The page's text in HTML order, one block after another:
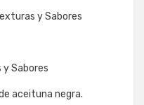
y Sabores
y Sabores
aceituna negra.